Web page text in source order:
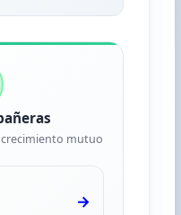
crecimiento mutuo
→